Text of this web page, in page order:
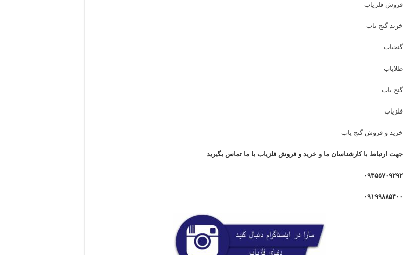
فروش فلزیاب
خرید گنج یاب
گنجیاب
طلایاب
گنج یاب
فلزیاب
خرید و فروش گنج یاب
جهت ارتباط با کارشناسان ما و خرید و فروش فلزیاب با ما تماس بگیرید
۰۹۳۵۵۷۰۹۲۹۲
۰۹۱۹۹۸۸۵۴۰۰